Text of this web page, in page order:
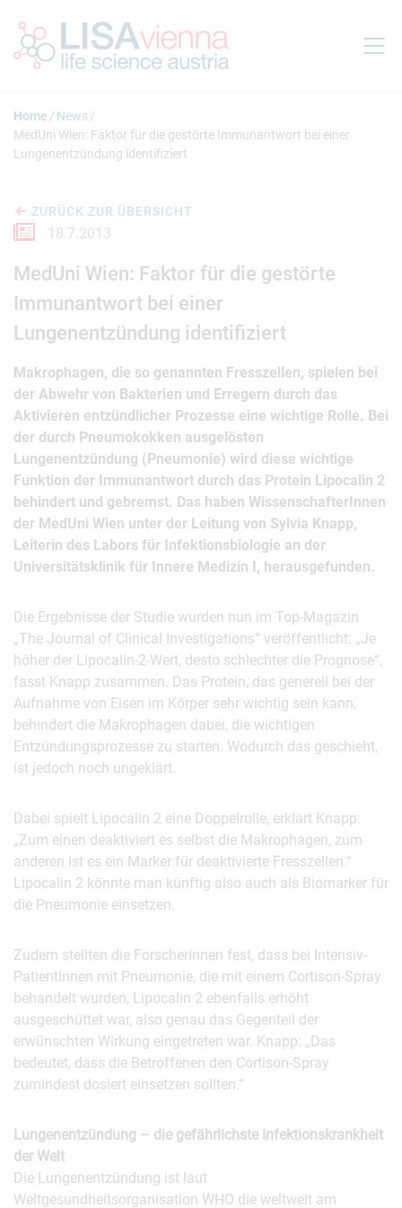
Home
News
MedUni Wien: Faktor für die gestörte Immunantwort bei einer
Lungenentzündung identifiziert
ZURÜCK ZUR ÜBERSICHT
18.7.2013
MedUni Wien: Faktor für die gestörte
Immunantwort bei einer
Lungenentzündung identifiziert
Makrophagen, die so genannten Fresszellen, spielen bei
der Abwehr von Bakterien und Erregern durch das
Aktivieren entzündlicher Prozesse eine wichtige Rolle. Bei
der durch Pneumokokken ausgelösten
Lungenentzündung (Pneumonie) wird diese wichtige
Funktion der Immunantwort durch das Protein Lipocalin 2
behindert und gebremst. Das haben WissenschafterInnen
der MedUni Wien unter der Leitung von Sylvia Knapp,
Leiterin des Labors für Infektionsbiologie an der
Universitätsklinik für Innere Medizin I, herausgefunden.
Die Ergebnisse der Studie wurden nun im Top-Magazin
„The Journal of Clinical Investigations“ veröffentlicht: „Je
höher der Lipocalin-2-Wert, desto schlechter die Prognose“,
fasst Knapp zusammen. Das Protein, das generell bei der
Aufnahme von Eisen im Körper sehr wichtig sein kann,
behindert die Makrophagen dabei, die wichtigen
Entzündungsprozesse zu starten. Wodurch das geschieht,
ist jedoch noch ungeklärt.
Dabei spielt Lipocalin 2 eine Doppelrolle, erklärt Knapp:
„Zum einen deaktiviert es selbst die Makrophagen, zum
anderen ist es ein Marker für deaktivierte Fresszellen.“
Lipocalin 2 könnte man künftig also auch als Biomarker für
die Pneumonie einsetzen.
Zudem stellten die ForscherInnen fest, dass bei Intensiv-
PatientInnen mit Pneumonie, die mit einem Cortison-Spray
behandelt wurden, Lipocalin 2 ebenfalls erhöht
ausgeschüttet war, also genau das Gegenteil der
erwünschten Wirkung eingetreten war. Knapp: „Das
bedeutet, dass die Betroffenen den Cortison-Spray
zumindest dosiert einsetzen sollten.“
Lungenentzündung – die gefährlichste Infektionskrankheit
der Welt
Die Lungenentzündung ist laut
Weltgesundheitsorganisation WHO die weltweit am